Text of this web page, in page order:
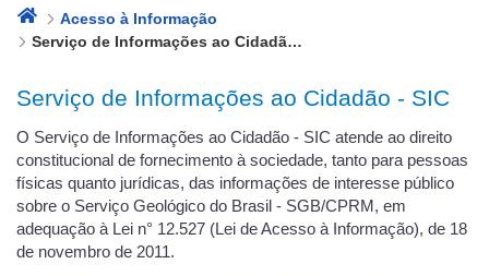
Acesso à Informação
Serviço de Informações ao Cidadão - SIC
Serviço de Informações ao Cidadão - SIC
O Serviço de Informações ao Cidadão - SIC atende ao direito
constitucional de fornecimento à sociedade, tanto para pessoas
físicas quanto jurídicas, das informações de interesse público
sobre o Serviço Geológico do Brasil - SGB/CPRM, em
adequação à Lei n° 12.527 (Lei de Acesso à Informação), de 18
de novembro de 2011.